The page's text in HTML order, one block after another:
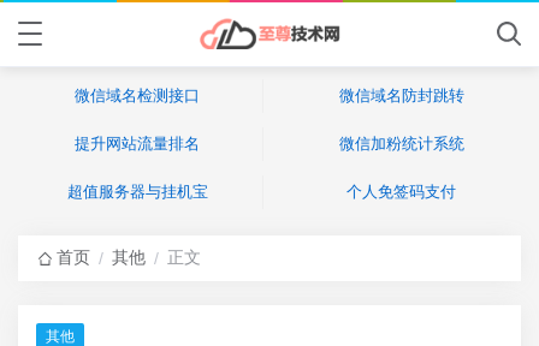
微信域名检测接口 微信域名防封跳转
提升网站流量排名 微信加粉统计系统
超值服务器与挂机宝 个人免签码支付
首页 / 其他 / 正文
其他